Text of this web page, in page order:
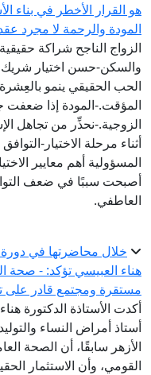
هو القرار الأخطر في بناء
المودة والرحمة لا مجرد
الزواج الناجح شراكة
والسكن-حسن اختيار شريك
الحب الحقيقي ينمو
المؤقت.-المودة إذا ضعفت
الزوجية.-نحذِّر من تجاهل
أثناء مرحلة الاختيار-
المسؤولية أهم معايير
أصبحت سببًا في ضعف
العاطفي.
خلال محاضرتها في دورة
هناء العبيسي تؤكد: - صحة
مستقرة ومجتمع قادر على
أكدت الأستاذة الدكتورة
أستاذ أمراض النساء
الأزهر سابقًا، أن الصحة
القومي، وأن الاستثمار